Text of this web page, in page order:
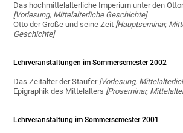
Das hochmittelalterliche Imperium unter den
[Vorlesung, Mittelalterliche Geschichte]
Otto der Große und seine Zeit [Hauptseminar,
Geschichte]
Lehrveranstaltungen im Sommersemester 2002
Das Zeitalter der Staufer [Vorlesung,
Epigraphik des Mittelalters [Proseminar,
Lehrveranstaltung im Sommersemester 2001